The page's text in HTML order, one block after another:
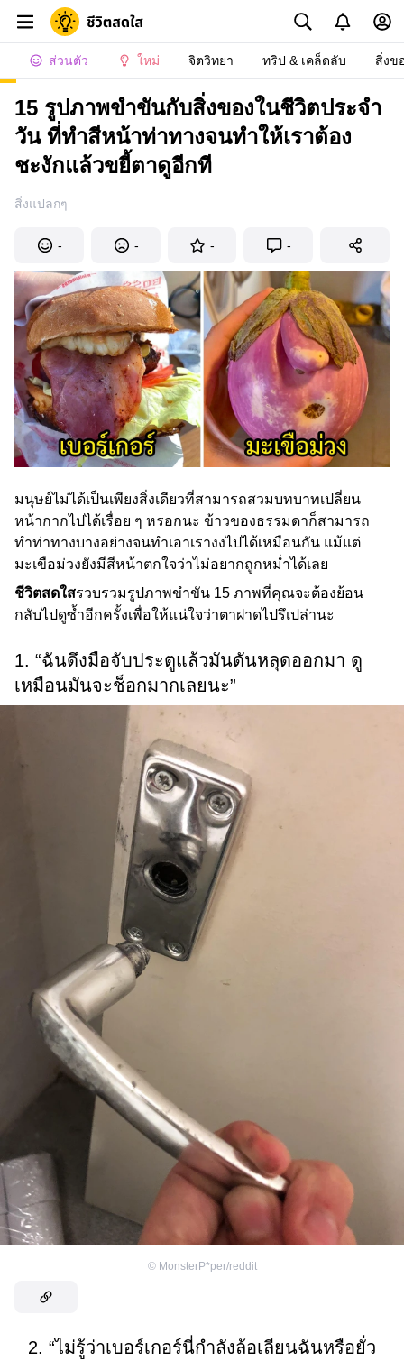
ส่วนตัว ใหม่ จิตวิทยา ทริป & เคล็ดลับ สิ่งข
15 รูปภาพขำขันกับสิ่งของในชีวิตประจำ
วัน ที่ทำสีหน้าท่าทางจนทำให้เราต้อง
ชะงักแล้วขยี้ตาดูอีกที
สิ่งแปลกๆ
- - - -
มนุษย์ไม่ได้เป็นเพียงสิ่งเดียวที่สามารถสวมบทบาทเปลี่ยน
หน้ากากไปได้เรื่อย ๆ หรอกนะ ข้าวของธรรมดาก็สามารถ
ทำท่าทางบางอย่างจนทำเอาเรางงไปได้เหมือนกัน แม้แต่
มะเขือม่วงยังมีสีหน้าตกใจว่าไม่อยากถูกหม่ำได้เลย
ชีวิตสดใสรวบรวมรูปภาพขำขัน 15 ภาพที่คุณจะต้องย้อน
กลับไปดูซ้ำอีกครั้งเพื่อให้แน่ใจว่าตาฝาดไปรึเปล่านะ
1. “ฉันดึงมือจับประตูแล้วมันดันหลุดออกมา ดู
เหมือนมันจะช็อกมากเลยนะ”
© MonsterP*per/reddit
2. “ไม่รู้ว่าเบอร์เกอร์นี่กำลังล้อเลียนฉันหรือยั่ว